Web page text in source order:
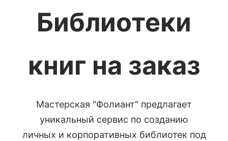
Библиотеки
книг на заказ
Мастерская "Фолиант" предлагает
уникальный сервис по созданию
личных и корпоративных библиотек под